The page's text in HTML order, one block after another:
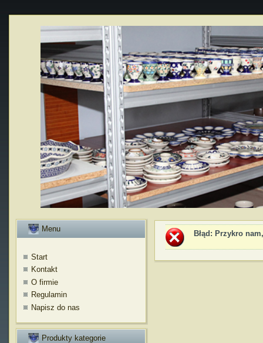
Menu
Start
Kontakt
O firmie
Regulamin
Napisz do nas
Produkty kategorie
Błąd : Przykro